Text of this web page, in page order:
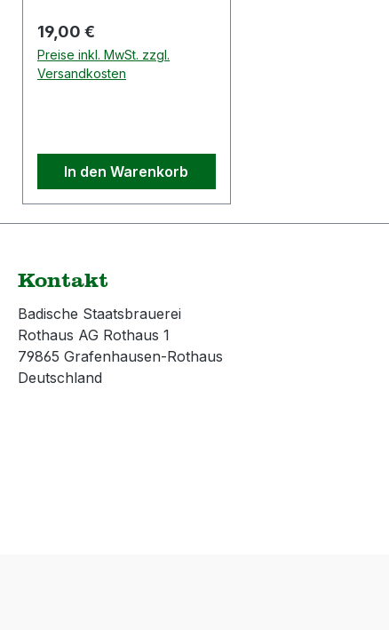
Getränk braucht
schließlich ein stilvolles
Trinkgefäß, stimmt's?
GrenzhausenE-Mail:
eise: Kleinkinder dürfen
Glasprodukte nur unter
Erwachsenen benutzen.
Wir empfehlen, unsere
Gläser per Hand zu
spülen, um die
Langlebigkeit des Dekors
zu gewährleisten. Das
Regulärer Preis:
19,00 €
Preise inkl. MwSt. zzgl.
Versandkosten
In den Warenkorb
Kontakt
Badische Staatsbrauerei
Rothaus AG Rothaus 1
79865 Grafenhausen-Rothaus
Deutschland